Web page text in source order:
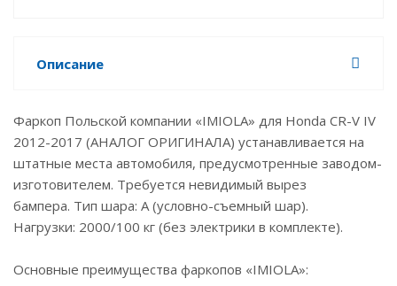
Описание
Фаркоп Польской компании «IMIOLA» для Honda CR-V IV
2012-2017 (АНАЛОГ ОРИГИНАЛА) устанавливается на
штатные места автомобиля, предусмотренные заводом-
изготовителем. Требуется невидимый вырез
бампера. Тип шара: А (условно-съемный шар).
Нагрузки: 2000/100 кг (без электрики в комплекте).
Основные преимущества фаркопов «IMIOLA»: